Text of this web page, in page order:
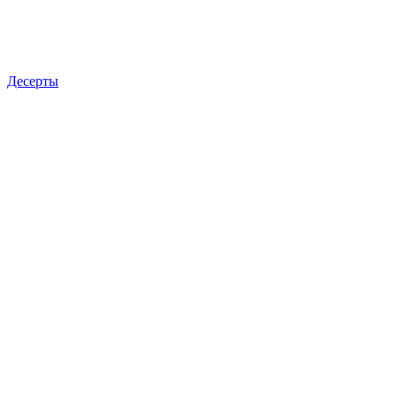
Десерты